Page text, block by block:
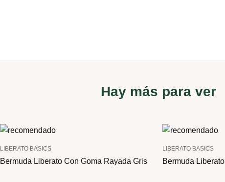
Hay más para ver
LIBERATO BASICS
Bermuda Liberato Con Goma Rayada Gris
LIBERATO BASICS
Bermuda